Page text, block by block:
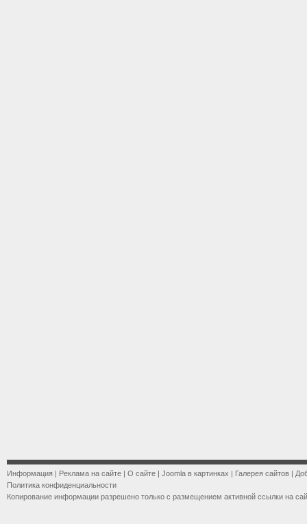
Информация | Реклама на сайте | О сайте | Joomla в картинках | Галерея сайтов |
Политика конфиденциальности
Копирование информации разрешено только с размещением активной ссылки на